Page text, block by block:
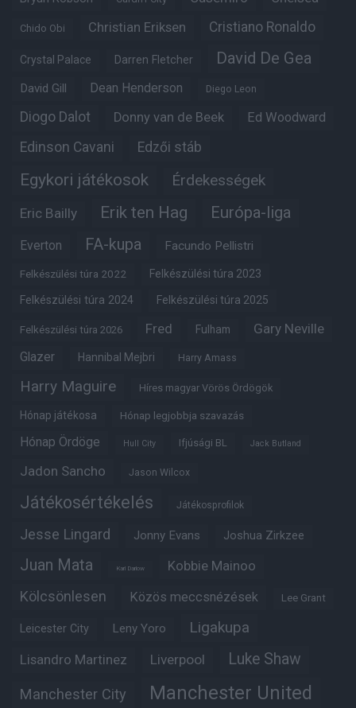
Chido Obi Christian Eriksen Cristiano Ronaldo
Crystal Palace Darren Fletcher David De Gea
David Gill Dean Henderson Diego Leon
Diogo Dalot Donny van de Beek Ed Woodward
Edinson Cavani Edzői stáb
Egykori játékosok Érdekességek
Eric Bailly Erik ten Hag Európa-liga
Everton FA-kupa Facundo Pellistri
Felkészülési túra 2022 Felkészülési túra 2023
Felkészülési túra 2024 Felkészülési túra 2025
Felkészülési túra 2026 Fred Fulham Gary Neville
Glazer Hannibal Mejbri Harry Amass
Harry Maguire Híres magyar Vörös Ördögök
Hónap játékosa Hónap legjobbja szavazás
Hónap Ördöge Hull City Ifjúsági BL Jack Butland
Jadon Sancho Jason Wilcox
Játékosértékelés Játékosprofilok
Jesse Lingard Jonny Evans Joshua Zirkzee
Juan Mata Karl Darlow Kobbie Mainoo
Kölcsönlesen Közös meccsnézések Lee Grant
Leicester City Leny Yoro Ligakupa
Lisandro Martinez Liverpool Luke Shaw
Manchester City Manchester United